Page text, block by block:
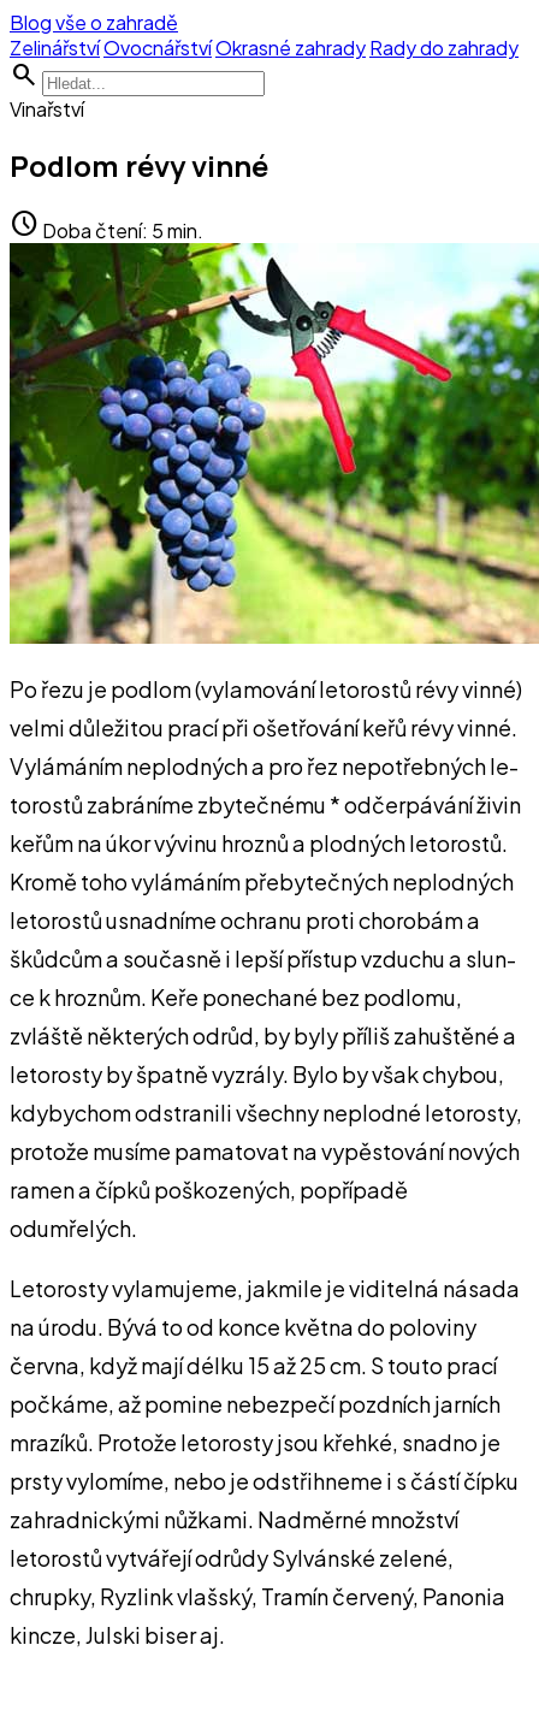
Blog vše o zahradě
ZelinářstvíOvocnářstvíOkrasné zahradyRady do zahrady
search
Vinařství
Podlom révy vinné
schedule Doba čtení: 5 min.
Po řezu je podlom (vylamová­ní letorostů révy vinné)
velmi dů­ležitou prací při ošetřování keřů révy vinné.
Vylámáním neplod­ných a pro řez nepotřebných le­
torostů zabráníme zbytečnému * odčerpávání živin
keřům na úkor vývinu hroznů a plodných leto­rostů.
Kromě toho vylámáním přebytečných neplodných
leto­rostů usnadníme ochranu proti chorobám a
škůdcům a součas­ně i lepší přístup vzduchu a slun­
ce k hroznům. Keře ponechané bez podlomu,
zvláště některých odrůd, by byly příliš zahuštěné a
letorosty by špatně vyzrály. Bylo by však chybou,
kdyby­chom odstranili všechny neplod­né letorosty,
protože musíme pamatovat na vypěstování no­vých
ramen a čípků poškoze­ných, popřípadě
odumřelých.
Letorosty vylamujeme, jakmi­le je viditelná násada
na úrodu. Bývá to od konce května do po­loviny
června, když mají délku 15 až 25 cm. S touto prací
po­čkáme, až pomine nebezpečí pozdních jarních
mrazíků. Proto­že letorosty jsou křehké, snadno je
prsty vylomíme, nebo je od­střihneme i s částí čípku
zahrad­nickými nůžkami. Nadměrné množství
letorostů vytvářejí od­růdy Sylvánské zelené,
chrupky, Ryzlink vlašský, Tramín červe­ný, Panonia
kincze, Julski biser aj.